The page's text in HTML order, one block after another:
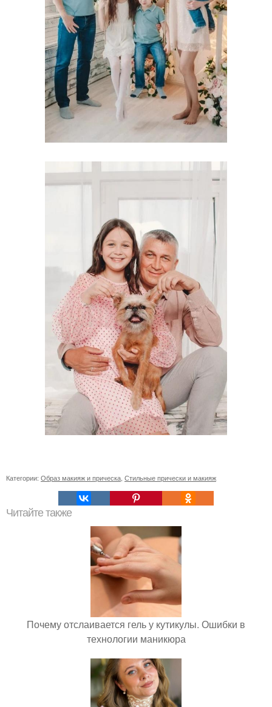
Категории: Образ макияж и прическа Стильные прически и макияж
Читайте также
Почему отслаивается гель у кутикулы. Ошибки в
технологии маникюра